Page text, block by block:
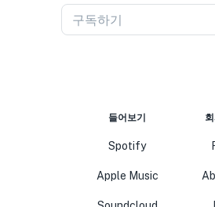
구독하기
들어보기
Spotify
Apple Music